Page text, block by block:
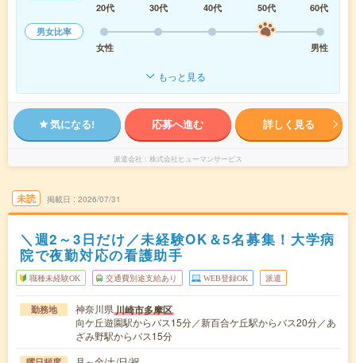
20代
30代 40代 50代
60代
男女比率
女性
男性
もっと見る
気になる! 応募へ進む 詳しく見る
派遣会社 株式会社ヒューマンサービス
未読 掲載日 2026/07/31
＼週2～3日だけ／未経験OK＆5名募集！大学病
院で夜勤対応の看護助手
職種未経験OK 交通費別途支給あり WEB登録OK 派遣
勤務地 神奈川県川崎市多摩区
向ケ丘遊園駅からバス15分／新百合ケ丘駅からバス20分／あ
ざみ野駅からバス15分